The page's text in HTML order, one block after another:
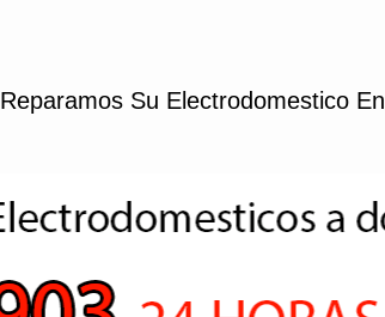
Reparamos Su Electrodomestico